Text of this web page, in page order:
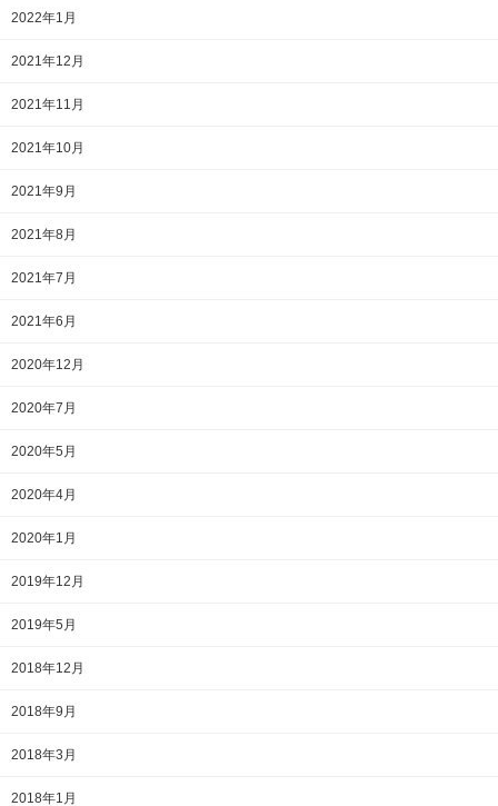
2022年1月
2021年12月
2021年11月
2021年10月
2021年9月
2021年8月
2021年7月
2021年6月
2020年12月
2020年7月
2020年5月
2020年4月
2020年1月
2019年12月
2019年5月
2018年12月
2018年9月
2018年3月
2018年1月